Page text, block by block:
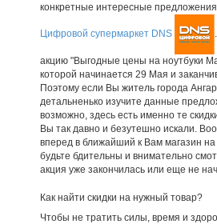
конкретные интересные
Цифровой супермаркет DNS
акцию "Выгодные цены на ноутбуки
которой начинается 29 Мая и
Поэтому если Вы житель города
детальненько изучите данные
возможно, здесь есть именно те
Вы так давно и безутешно искали.
вперед в ближайший к Вам магазин на
будьте бдительны и внимательно
акция уже закончилась или еще не
Как найти скидки на нужный товар?
Чтобы не тратить силы, время и